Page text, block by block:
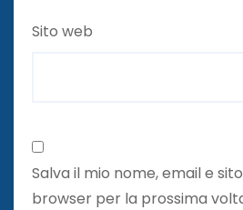
Sito web
Salva il mio nome, email e
browser per la prossima